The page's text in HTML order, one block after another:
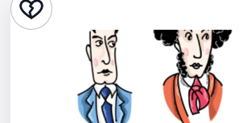
Стендап